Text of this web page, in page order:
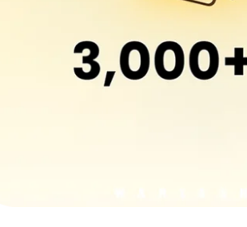
کالاف دیوتی موبایل
وایت‌اوت سوروایول